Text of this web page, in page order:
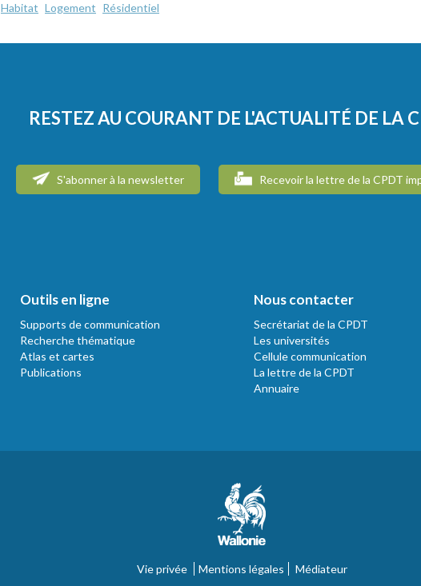
Habitat Logement Résidentiel
RESTEZ AU COURANT DE L'ACTUALITÉ DE LA
S'abonner à la newsletter Recevoir la lettre de la CPDT
Outils en ligne
Supports de communication
Recherche thématique
Atlas et cartes
Publications
Nous contacter
Secrétariat de la CPDT
Les universités
Cellule communication
La lettre de la CPDT
Annuaire
Vie privée Mentions légales Médiateur